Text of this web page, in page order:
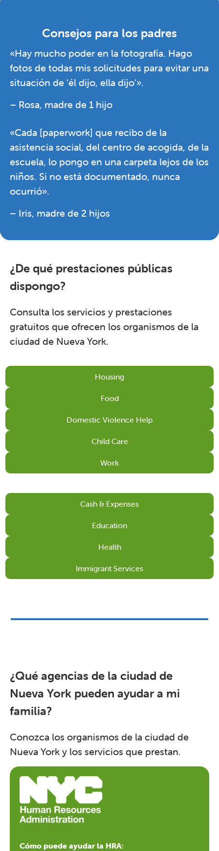
Consejos para los padres
«Hay mucho poder en la fotografía. Hago
fotos de todas mis solicitudes para evitar una
situación de ‘él dijo, ella dijo’».
– Rosa, madre de 1 hijo
«Cada [paperwork] que recibo de la
asistencia social, del centro de acogida, de la
escuela, lo pongo en una carpeta lejos de los
niños. Si no está documentado, nunca
ocurrió».
– Iris, madre de 2 hijos
¿De qué prestaciones públicas
dispongo?
Consulta los servicios y prestaciones
gratuitos que ofrecen los organismos de la
ciudad de Nueva York.
Housing
Food
Domestic Violence Help
Child Care
Work
Cash & Expenses
Education
Health
Immigrant Services
¿Qué agencias de la ciudad de
Nueva York pueden ayudar a mi
familia?
Conozca los organismos de la ciudad de
Nueva York y los servicios que prestan.
Cómo puede ayudar la HRA: